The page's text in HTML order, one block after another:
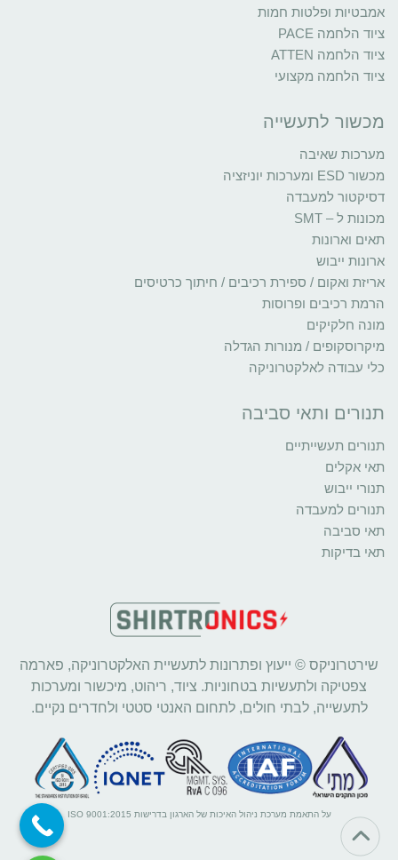
אמבטיות ופלטות חמות
ציוד הלחמה PACE
ציוד הלחמה ATTEN
ציוד הלחמה מקצועי
מכשור לתעשייה
מערכות שאיבה
מכשור ESD ומערכות יוניזציה
דסיקטור למעבדה
מכונות ל – SMT
תאים וארונות
ארונות ייבוש
אריזת ואקום / ספירת רכיבים / חיתוך כרטיסים
הרמת רכיבים ופרוסות
מונה חלקיקים
מיקרוסקופים / מנורות הגדלה
כלי עבודה לאלקטרוניקה
תנורים ותאי סביבה
תנורים תעשייתיים
תאי אקלים
תנורי ייבוש
תנורים למעבדה
תאי סביבה
תאי בדיקות
שירטרוניקס © ייעוץ ופתרונות לתעשיית האלקטרוניקה, פארמה
צפטיקה ולתעשיות בטחוניות. ציוד, ריהוט, מיכשור ומערכות
לתעשייה, לבתי חולים, לתחום האנטי סטטי ולחדרים נקיים.
על התאמת מערכת ניהול האיכות של הארגון בדרישות ISO 9001:2015